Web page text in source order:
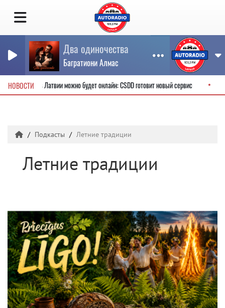
Два одиночества
Багратиони Алмас
НОВОСТИправа в Латвии можно будет онлайн: CSDD готовит новый сервис
Подкасты Летние традиции
Летние традиции